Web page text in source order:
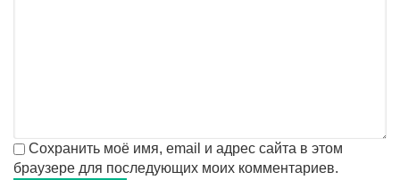
Сохранить моё имя, email и адрес сайта в этом
браузере для последующих моих комментариев.